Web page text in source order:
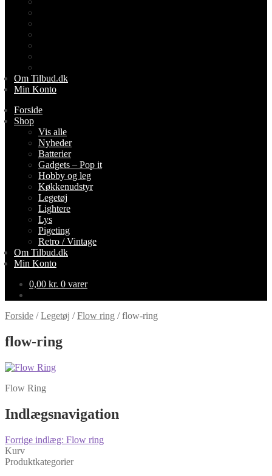
Om Tilbud.dk
Min Konto
Forside
Shop
Vis alle
Nyheder
Batterier
Gadgets – Pop it
Hobby og leg
Køkkenudstyr
Legetøj
Lightere
Lys
Pigeting
Retro / Vintage
Om Tilbud.dk
Min Konto
0,00 kr. 0 varer
Forside /Legetøj /Flow ring /flow-ring
flow-ring
Flow Ring
Indlægsnavigation
Forrige indlæg: Flow ring
Kurv
Produktkategorier